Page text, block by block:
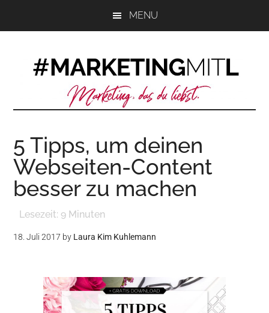
MENU
5 Tipps, um deinen
Webseiten-Content
besser zu machen
Lesezeit: 9 Minuten
18. Juli 2017 by Laura Kim Kuhlemann